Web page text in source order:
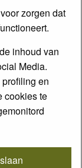
zorgen dat
inhoud van
Media.
en
cookies te
4